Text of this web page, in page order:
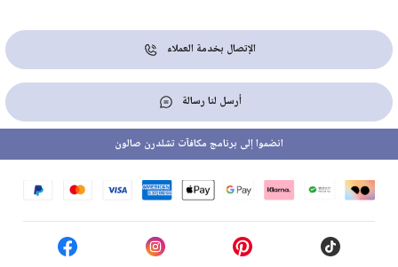
الإتصال بخدمة العملاء
أرسل لنا رسالة
انضموا إلى برنامج مكافآت تشلدرن صالون